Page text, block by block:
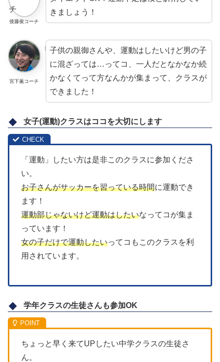
後藤俊コーチ
きましょう！
宮下薫コーチ
子供の親御さんや、運動はしたいけど男の子
に混ざっては…ってコ、一人だとなかなか続
かなくてって方なんかが集まって、クラスが
できました！
女子(運動)クラスはココを大切にします
「運動」したい方は是非このクラスに参加くださ
い。
お子さんがサッカーを習っている時間に運動でき
ます！
運動部じゃないけど運動はしたいなってコが集ま
っています！
女の子だけで運動したいってコもこのクラスを利
用されています。
学年クラスの生徒さんも参加OK
ちょっと早く来てUPしたい中学クラスの生徒さ
ん。